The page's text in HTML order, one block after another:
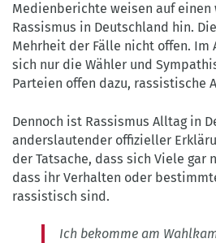
Medienberichte weisen auf
Rassismus in Deutschland hin.
Mehrheit der Fälle nicht offen. Im
sich nur die Wähler und
Parteien offen dazu, rassistische
Dennoch ist Rassismus Alltag in
anderslautender offizieller
der Tatsache, dass sich Viele gar
dass ihr Verhalten oder
rassistisch sind.
Ich bekomme am